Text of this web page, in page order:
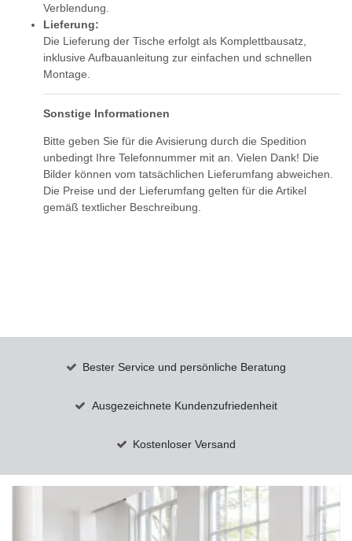
Verblendung.
Lieferung:
Die Lieferung der Tische erfolgt als Komplettbausatz,
inklusive Aufbauanleitung zur einfachen und schnellen
Montage.
Sonstige Informationen
Bitte geben Sie für die Avisierung durch die Spedition
unbedingt Ihre Telefonnummer mit an. Vielen Dank! Die
Bilder können vom tatsächlichen Lieferumfang abweichen.
Die Preise und der Lieferumfang gelten für die Artikel
gemäß textlicher Beschreibung.
Bester Service und persönliche Beratung
Ausgezeichnete Kundenzufriedenheit
Kostenloser Versand